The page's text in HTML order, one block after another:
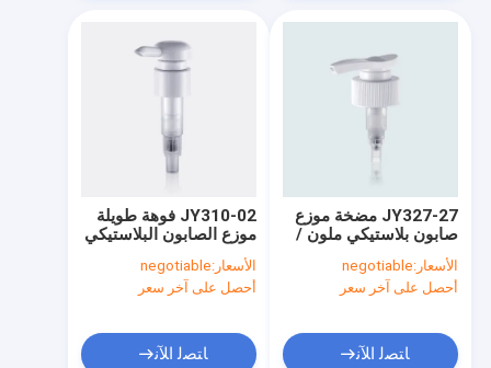
JY310-02 فوهة طويلة
موزع الصابون البلاستيكي
معدل التفريغ
الأسعار:negotiable
أحصل على آخر سعر
ﺎﺘﺼﻟ ﺍﻶﻧ
JY327-27 مضخة موزع
صابون بلاستيكي ملون /
نموذج موزع مضخة
غسول اليد
الأسعار:negotiable
أحصل على آخر سعر
ﺎﺘﺼﻟ ﺍﻶﻧ